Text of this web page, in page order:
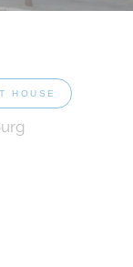
HOUSE